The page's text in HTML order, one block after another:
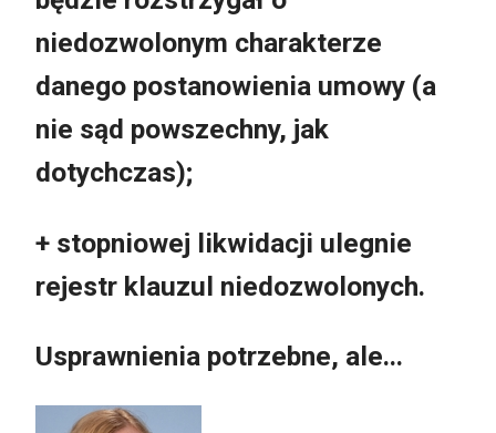
niedozwolonym charakterze
danego postanowienia umowy (a
nie sąd powszechny, jak
dotychczas);
+ stopniowej likwidacji ulegnie
rejestr klauzul niedozwolonych.
Usprawnienia potrzebne, ale...